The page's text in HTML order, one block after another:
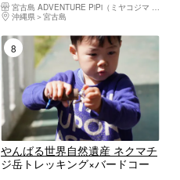
ー｜高画質写真・送迎全て込み宮古島 ADVENTURE PiPi（ミヤコジマ アドベンチャー ピピ）
沖縄県
宮古島
8位
やんばる世界自然遺産 ネクマチ
ジ岳トレッキング×バードコー